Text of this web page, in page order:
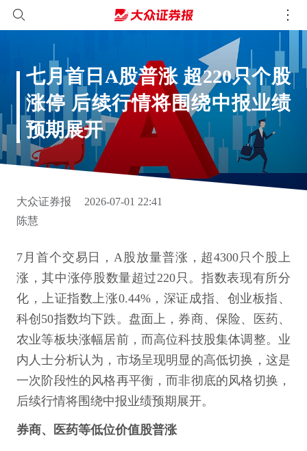
七月首日A股普涨 超220只个股
涨停 后续行情将围绕中报业绩
预期展开
大众证券报
2026-07-01 22:41
陈慧
7月首个交易日，A股放量普涨，超4300只个股上
涨，其中涨停股数量超过220只。指数表现有所分
化，上证指数上涨0.44%，深证成指、创业板指、
科创50指数均下跌。盘面上，券商、保险、医药、
农业等板块涨幅居前，而高位科技股集体调整。业
内人士分析认为，市场呈现明显的高低切换，这是
一次阶段性的风格再平衡，而非彻底的风格切换，
后续行情将围绕中报业绩预期展开。
券商、医药等低位价值股普涨